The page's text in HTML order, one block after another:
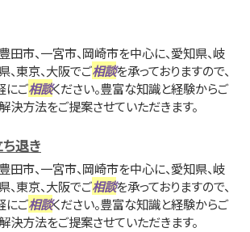
田市、一宮市、岡崎市を中心に、愛知県、岐
、東京、大阪でご相談を承っておりますので、
にご相談ください。豊富な知識と経験からご
決方法をご提案させていただきます。
退き
田市、一宮市、岡崎市を中心に、愛知県、岐
、東京、大阪でご相談を承っておりますので、
にご相談ください。豊富な知識と経験からご
決方法をご提案させていただきます。